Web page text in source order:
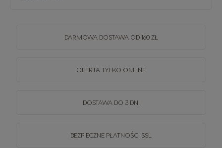
DARMOWA DOSTAWA OD 160 ZŁ
OFERTA TYLKO ONLINE
DOSTAWA DO 3 DNI
BEZPIECZNE PŁATNOŚCI SSL